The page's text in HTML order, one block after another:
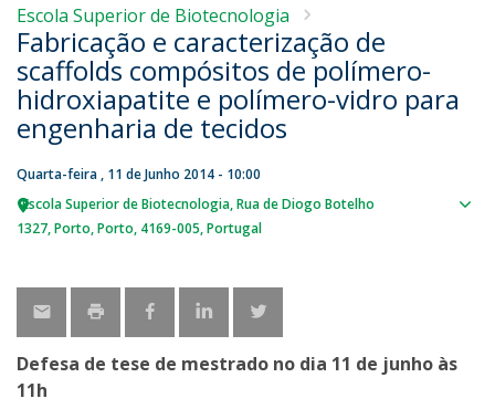
Escola Superior de Biotecnologia
Fabricação e caracterização de
scaffolds compósitos de polímero-
hidroxiapatite e polímero-vidro para
engenharia de tecidos
Quarta-feira , 11 de Junho 2014 - 10:00
Escola Superior de Biotecnologia Rua de Diogo Botelho
1327 Porto Porto 4169-005 Portugal
Defesa de tese de mestrado no dia 11 de junho às
11h